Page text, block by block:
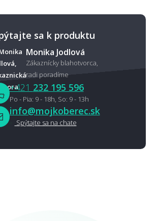
sa k produktu
Monika Jodlová
Zákaznícky blahotvorca,
radi poradíme
+421 232 195 596
Po - Pia: 9 - 18h, So: 9 - 13h
info@mojkoberec.sk
Spýtajte sa na chate